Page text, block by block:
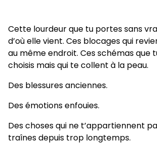
Cette lourdeur que tu portes sans
d’où elle vient. Ces blocages qui
au même endroit. Ces schémas que
choisis mais qui te collent à la peau.
Des blessures anciennes.
Des émotions enfouies.
Des choses qui ne t’appartiennent
traînes depuis trop longtemps.